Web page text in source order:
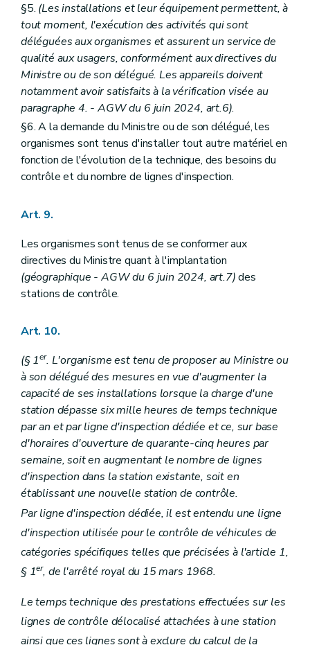
§5. (Les installations et leur équipement permettent, à
tout moment, l'exécution des activités qui sont
déléguées aux organismes et assurent un service de
qualité aux usagers, conformément aux directives du
Ministre ou de son délégué. Les appareils doivent
notamment avoir satisfaits à la vérification visée au
paragraphe 4. - AGW du 6 juin 2024, art.6).
§6. A la demande du Ministre ou de son délégué, les
organismes sont tenus d'installer tout autre matériel en
fonction de l'évolution de la technique, des besoins du
contrôle et du nombre de lignes d'inspection.
Art. 9.
Les organismes sont tenus de se conformer aux
directives du Ministre quant à l'implantation
(géographique - AGW du 6 juin 2024, art.7)des
stations de contrôle.
Art. 10.
(§ 1er. L'organisme est tenu de proposer au Ministre ou
à son délégué des mesures en vue d'augmenter la
capacité de ses installations lorsque la charge d'une
station dépasse six mille heures de temps technique
par an et par ligne d'inspection dédiée et ce, sur base
d'horaires d'ouverture de quarante-cinq heures par
semaine, soit en augmentant le nombre de lignes
d'inspection dans la station existante, soit en
établissant une nouvelle station de contrôle.
Par ligne d'inspection dédiée, il est entendu une ligne
d'inspection utilisée pour le contrôle de véhicules de
catégories spécifiques telles que précisées à l'article 1,
§ 1er, de l'arrêté royal du 15 mars 1968.
Le temps technique des prestations effectuées sur les
lignes de contrôle délocalisé attachées à une station
ainsi que ces lignes sont à exclure du calcul de la